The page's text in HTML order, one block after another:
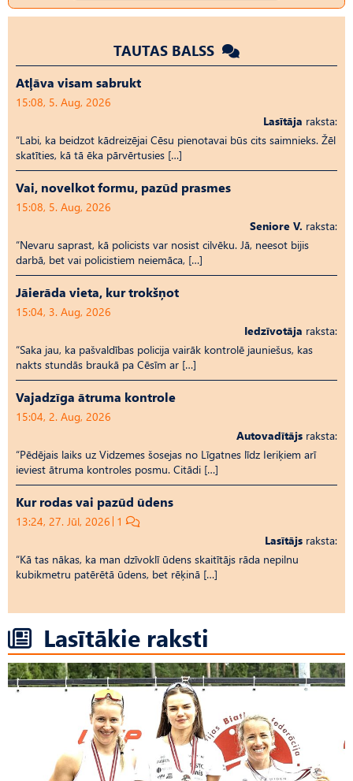
TAUTAS BALSS
Atļāva visam sabrukt
15:08, 5. Aug, 2026
Lasītāja raksta:
“Labi, ka beidzot kādreizējai Cēsu pienotavai būs cits saimnieks. Žēl
skatīties, kā tā ēka pārvērtusies […]
Vai, novelkot formu, pazūd prasmes
15:08, 5. Aug, 2026
Seniore V. raksta:
“Nevaru saprast, kā policists var nosist cilvēku. Jā, neesot bijis
darbā, bet vai policistiem neiemāca, […]
Jāierāda vieta, kur trokšņot
15:04, 3. Aug, 2026
Iedzīvotāja raksta:
“Saka jau, ka pašvaldības policija vairāk kontrolē jauniešus, kas
nakts stundās braukā pa Cēsīm ar […]
Vajadzīga ātruma kontrole
15:04, 2. Aug, 2026
Autovadītājs raksta:
“Pēdējais laiks uz Vid­ze­mes šosejas no Līgatnes līdz Ieriķiem arī
ieviest ātruma kontroles posmu. Citādi […]
Kur rodas vai pazūd ūdens
13:24, 27. Jūl, 2026 1
Lasītājs raksta:
“Kā tas nākas, ka man dzīvoklī ūdens skaitītājs rāda nepilnu
kubikmetru patērētā ūdens, bet rēķinā […]
Lasītākie raksti